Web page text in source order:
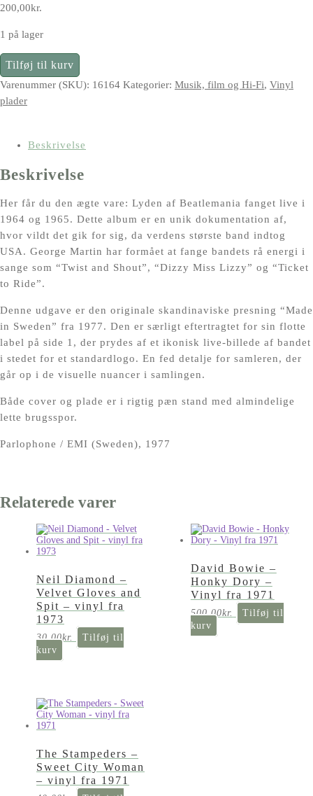
200,00kr.
1 på lager
The
Beatles
At
Hollywood
-
fra
1977
(Svensk
presning)
antal
Tilføj til kurv
Varenummer (SKU): 16164 Kategorier: Musik, film og Hi-Fi, Vinyl
plader
Beskrivelse
Beskrivelse
Her får du den ægte vare: Lyden af Beatlemania fanget live i
1964 og 1965. Dette album er en unik dokumentation af,
hvor vildt det gik for sig, da verdens største band indtog
USA. George Martin har formået at fange bandets rå energi i
sange som “Twist and Shout”, “Dizzy Miss Lizzy” og “Ticket
to Ride”.
Denne udgave er den originale skandinaviske presning “Made
in Sweden” fra 1977. Den er særligt eftertragtet for sin flotte
label på side 1, der prydes af et ikonisk live-billede af bandet
i stedet for et standardlogo. En fed detalje for samleren, der
går op i de visuelle nuancer i samlingen.
Både cover og plade er i rigtig pæn stand med almindelige
lette brugsspor.
Parlophone / EMI (Sweden), 1977
Relaterede varer
Neil Diamond –
Velvet Gloves and
Spit – vinyl fra
1973
30,00kr.
Tilføj til
kurv
David Bowie –
Honky Dory –
Vinyl fra 1971
500,00kr.
Tilføj til
kurv
The Stampeders –
Sweet City Woman
– vinyl fra 1971